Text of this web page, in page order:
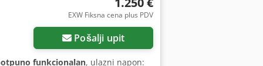
zaštite: IP54 Tehnologija
Nivo buke: 61 dB (A)) Dimenzije:
EXW Fiksna cena plus PDV
Pošalji upit
funkcionalan, ulazni napon: